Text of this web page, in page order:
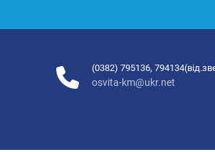
(0382) 795136,
osvita-km@ukr.net